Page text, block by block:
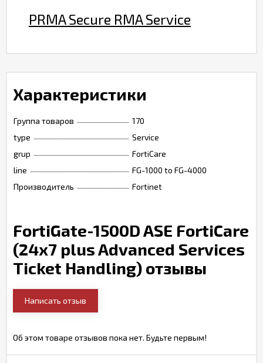
PRMA Secure RMA Service
Характеристики
Группа товаров
170
type
Service
grup
FortiCare
line
FG-1000 to FG-4000
Производитель
Fortinet
FortiGate-1500D ASE FortiCare
(24x7 plus Advanced Services
Ticket Handling) отзывы
Написать отзыв
Об этом товаре отзывов пока нет. Будьте первым!